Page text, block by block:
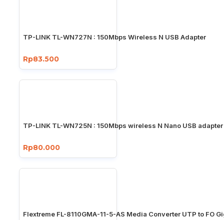
TP-LINK TL-WN727N : 150Mbps Wireless N USB Adapter
Rp83.500
TP-LINK TL-WN725N : 150Mbps wireless N Nano USB adapter
Rp80.000
Flextreme FL-8110GMA-11-5-AS Media Converter UTP to FO